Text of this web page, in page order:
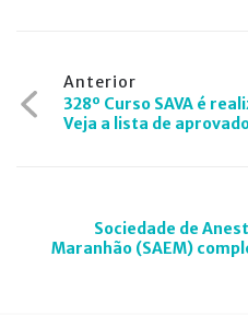
Navegação
de
Anterior
328º Curso SAVA é
Veja a lista de
Sociedade de
Maranhão (SAEM)